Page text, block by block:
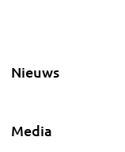
Nieuws
Media